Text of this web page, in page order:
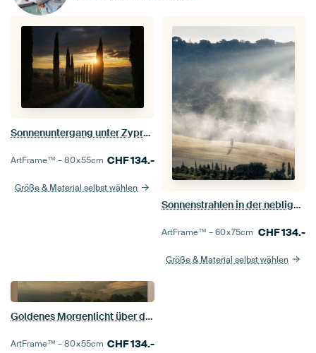
Sonnenuntergang unter Zypressen, Toskana
ArtFrame™ –80×55cm CHF134.-
Größe & Material selbst wählen
Sonnenstrahlen in der nebligen Toskana
ArtFrame™ –60×75cm CHF134.-
Größe & Material selbst wählen
Goldenes Morgenlicht über der Toskana
ArtFrame™ –80×55cm CHF134.-